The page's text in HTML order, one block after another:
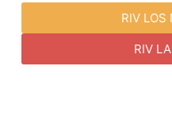
RIV LOS
RIV